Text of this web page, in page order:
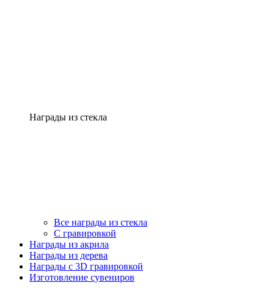
Награды из стекла
Все награды из стекла
С гравировкой
Награды из акрила
Награды из дерева
Награды с 3D гравировкой
Изготовление сувениров